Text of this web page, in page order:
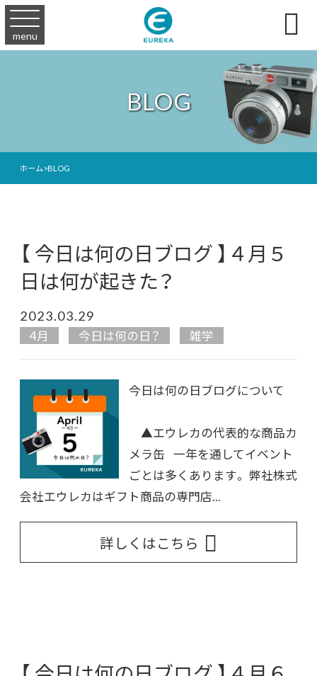
menu 
BLOG
ホーム>BLOG
【 今日は何の日ブログ 】４月５
日は何が起きた？
2023.03.29
4月 今日は何の日？ 雑学
今日は何の日ブログについて
▲エウレカの代表的な商品カ
メラ缶 一年を通してイベント
ごとは多くあります。 弊社株式
会社エウレカはギフト商品の専門店...
詳しくはこちら